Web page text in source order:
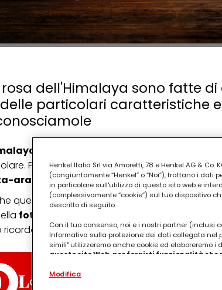
dell'Himalaya sono fatte
particolari caratteristiche
PUBBLICITA'
Per illuminarle, si attaccano alla presa di
arancione.
quelle di sale dell’Himalaya possono
fotogallery
che la nostra rassegna non
Henkel Italia Srl via Amoretti, 78 e Henkel AG &
(congiuntamente “Henkel” o “Noi”), trattano i
in particolare sull'utilizzo di questo sito web e
(complessivamente “cookie”) sul tuo dispositivo
descritto di seguito.
Con il tuo consenso, noi e i nostri partner (inclusi
Informativa sulla protezione dei dati collegata nel
simili" utilizzeremo anche cookie ed elaboreremo i
questo sito Web, per fornirti funzionalità
. Analizzeremo il tuo utilizzo di
(rispettivamente dell'azienda per cui lavori) per) e
terzi, conservare le nostre informazioni sulle
Modifica